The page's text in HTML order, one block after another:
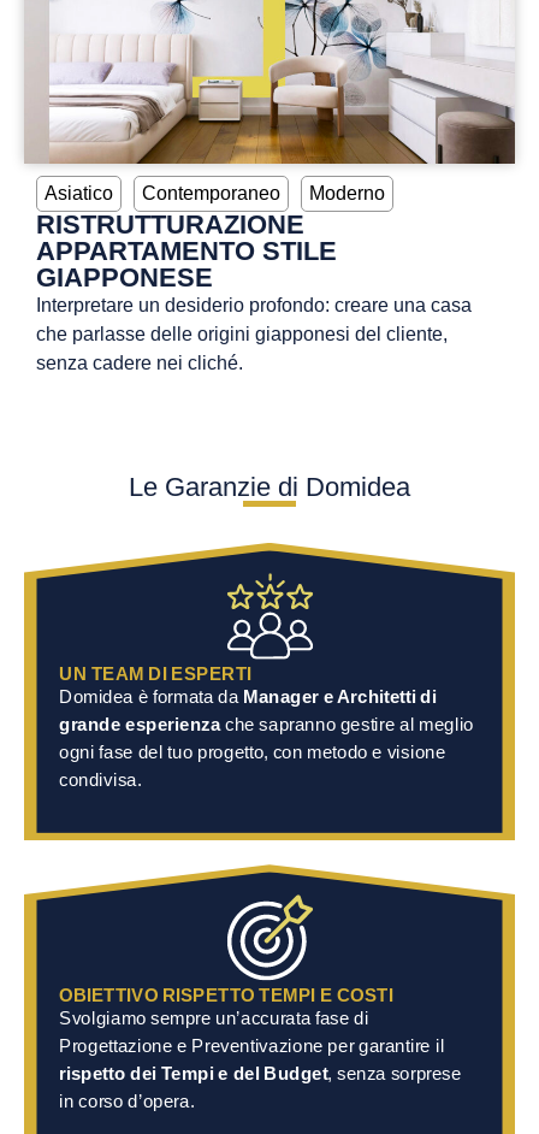
Asiatico Contemporaneo Moderno
RISTRUTTURAZIONE
APPARTAMENTO STILE
GIAPPONESE
Interpretare un desiderio profondo: creare una casa
che parlasse delle origini giapponesi del cliente,
senza cadere nei cliché.
Le Garanzie di Domidea
UN TEAM DI ESPERTI
Domidea è formata da Manager e Architetti di
grande esperienzache sapranno gestire al meglio
ogni fase del tuo progetto, con metodo e visione
condivisa.
OBIETTIVO RISPETTO TEMPI E COSTI
Svolgiamo sempre un’accurata fase di
Progettazione e Preventivazione per garantire il
rispetto dei Tempi e del Budget, senza sorprese
in corso d’opera.